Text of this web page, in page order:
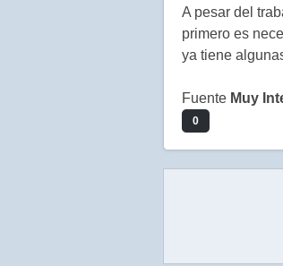
A pesar del
primero es
ya tiene
Fuente Muy
0